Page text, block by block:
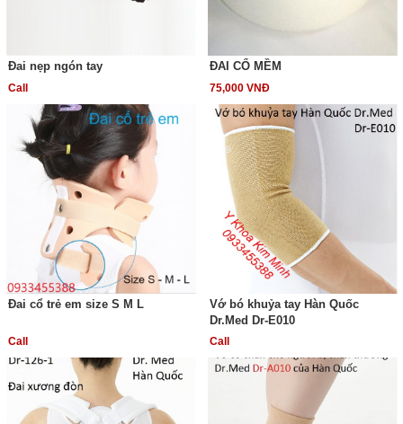
Đai nẹp ngón tay
Call
ĐAI CỔ MỀM
75,000 VNĐ
Đai cổ trẻ em size S M L
Call
Vớ bó khuỷa tay Hàn Quốc
Dr.Med Dr-E010
Call